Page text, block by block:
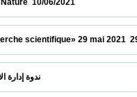
Nature  10/06/2021
recherche scientifique» 29